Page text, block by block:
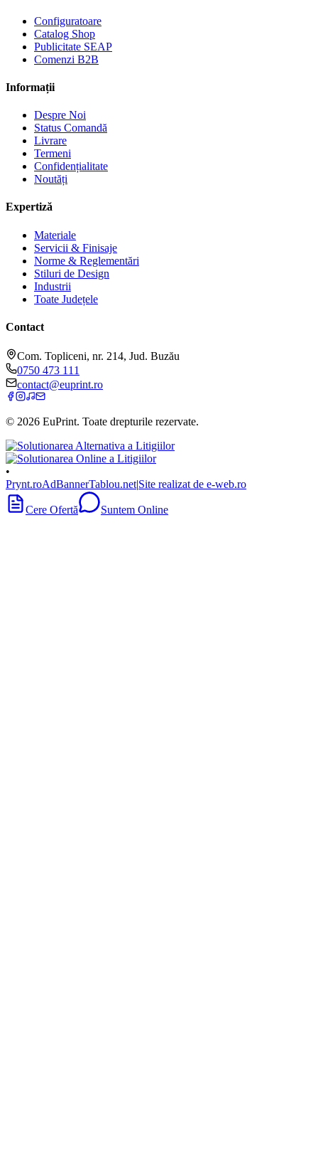
Configuratoare
Catalog Shop
Publicitate SEAP
Comenzi B2B
Informații
Despre Noi
Status Comandă
Livrare
Termeni
Confidențialitate
Noutăți
Expertiză
Materiale
Servicii & Finisaje
Norme & Reglementări
Stiluri de Design
Industrii
Toate Județele
Contact
Com. Topliceni, nr. 214, Jud. Buzău
0750 473 111
contact@euprint.ro
© 2026 EuPrint. Toate drepturile rezervate.
•
Prynt.roAdBannerTablou.net|Site realizat de e-web.ro
Cere Ofertă Suntem Online